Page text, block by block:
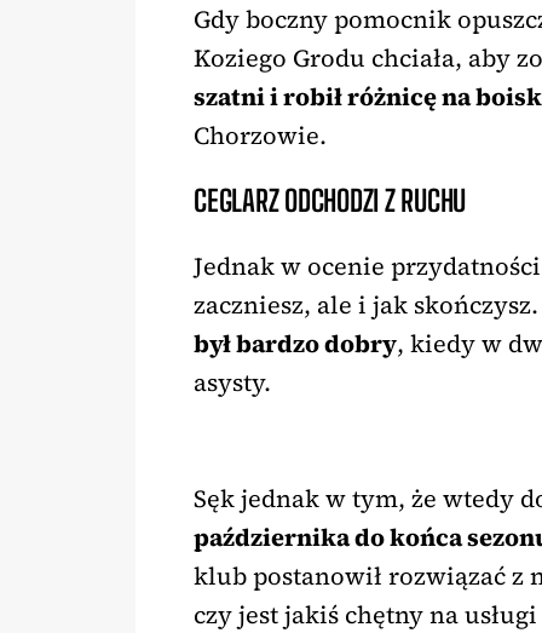
Gdy boczny pomocnik
Koziego Grodu chciała, aby
szatni i robił różnicę na
Chorzowie.
CEGLARZ ODCHODZI Z RUCHU
Jednak w ocenie
zaczniesz, ale i jak
był bardzo dobry, kiedy w
asysty.
Sęk jednak w tym, że wtedy
października do końca
klub postanowił rozwiązać
czy jest jakiś chętny na